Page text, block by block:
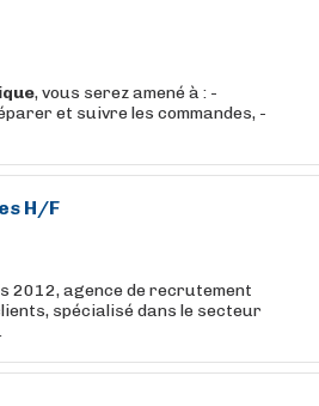
, vous serez amené à : -
et suivre les commandes, -
H/F
2012, agence de recrutement
spécialisé dans le secteur